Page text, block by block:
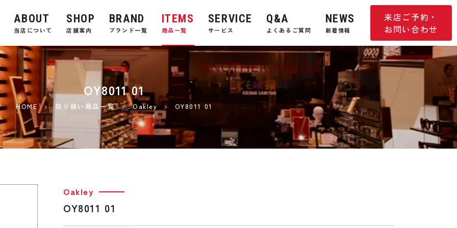
来店ご予約・
お問い合わせ
ABOUT
当店について
SHOP
店舗案内
BRAND
ブランド一覧
ITEMS
商品一覧
SERVICE
サービス
Q&A
よくあるご質問
NEWS
新着情報
OY8011 01
HOME 取り扱い商品一覧 Oakley OY8011 01
Oakley
OY8011 01